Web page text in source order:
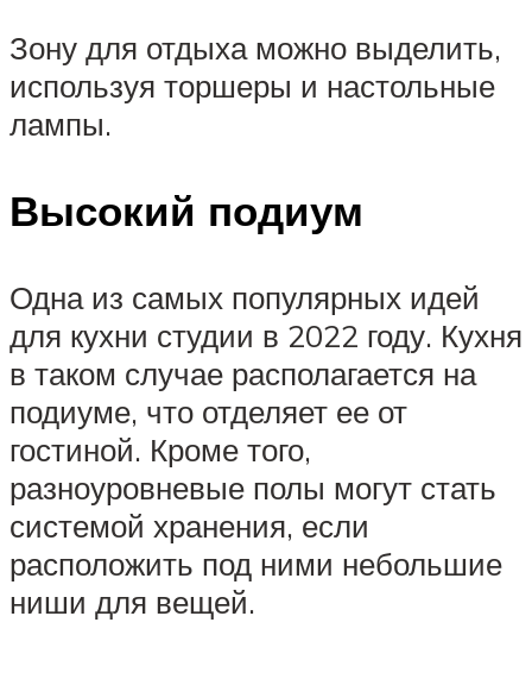
Зону для отдыха можно выделить,
используя торшеры и настольные
лампы.
Высокий подиум
Одна из самых популярных идей
для кухни студии в 2022 году. Кухня
в таком случае располагается на
подиуме, что отделяет ее от
гостиной. Кроме того,
разноуровневые полы могут стать
системой хранения, если
расположить под ними небольшие
ниши для вещей.